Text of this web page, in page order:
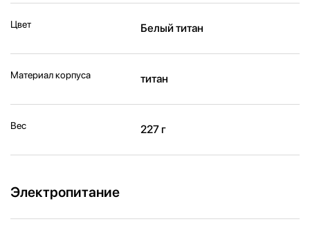
Цвет Белый титан
Материал корпуса титан
Вес 227 г
Электропитание